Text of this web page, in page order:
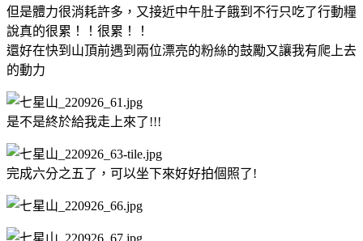
但是體力很消耗許多，又接近中午肚子餓到不行只吃了行動糧
說真的很累！！很累！！
還好在快到山頂前遇到兩位漂亮的粉絲的鼓勵又讓我有爬上去
的動力
是不是終於給我走上來了!!!
完成六分之五了，可以坐下來好好拍個照了!